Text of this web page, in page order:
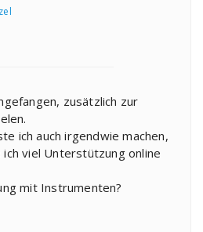
zusätzlich zur
ich auch irgendwie machen,
viel Unterstützung online
mit Instrumenten?